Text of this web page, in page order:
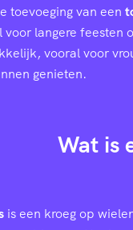
toevoeging van een
voor langere feesten
vooral voor
genieten.
Wat is
is een kroeg op